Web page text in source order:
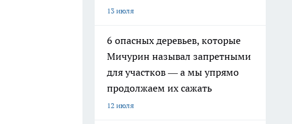
13 июля
6 опасных деревьев, которые
Мичурин называл запретными
для участков — а мы упрямо
продолжаем их сажать
12 июля